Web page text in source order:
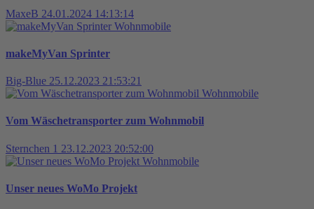
MaxeB 24.01.2024 14:13:14
Wohnmobile
makeMyVan Sprinter
Big-Blue 25.12.2023 21:53:21
Wohnmobile
Vom Wäschetransporter zum Wohnmobil
Sternchen 1 23.12.2023 20:52:00
Wohnmobile
Unser neues WoMo Projekt